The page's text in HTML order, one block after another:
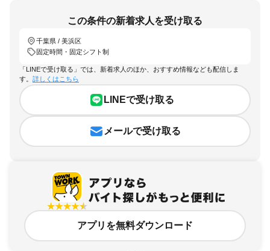
この条件の新着求人を受け取る
千葉県 / 美浜区
固定時間・固定シフト制
「LINEで受け取る」では、新着求人のほか、おすすめ情報なども配信しま
す。 詳しくはこちら
LINEで受け取る
メールで受け取る
アプリを無料ダウンロード